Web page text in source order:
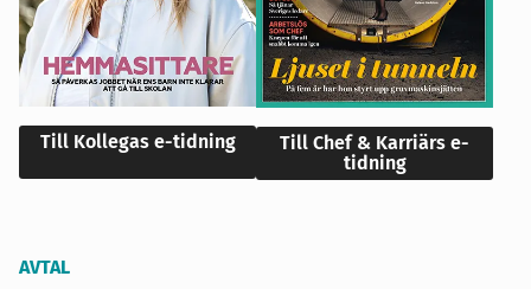
Till Kollegas e-tidning
Till Chef & Karriärs e-
tidning
AVTAL